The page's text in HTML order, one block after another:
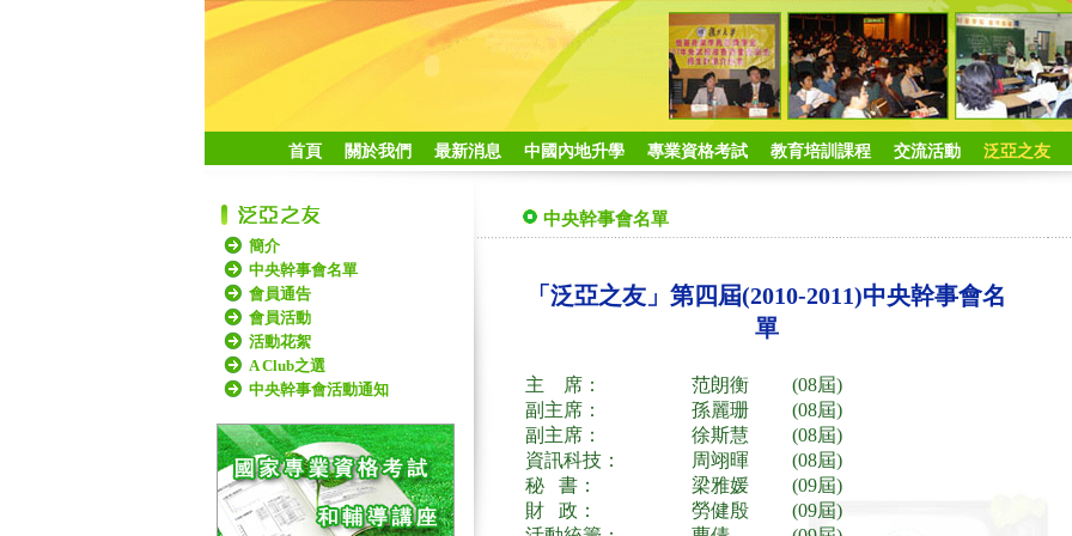
首頁 關於我們 最新消息 中國內地升學 專業資格考試 教育培訓課程 交流活動 泛亞之友
簡介
中央幹事會名單
會員通告
會員活動
活動花絮
A Club之選
中央幹事會活動通知
中央幹事會名單
「泛亞之友」第四屆(2010-2011)中央幹事會名
單
主 席： 范朗衡
(08屆)
副主席：
孫麗珊
(08屆)
副主席：
徐斯慧
(08屆)
資訊科技：
周翊暉
(08屆)
秘 書：
梁雅媛
(09屆)
財 政：
勞健殷
(09屆)